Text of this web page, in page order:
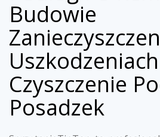
Budowie
Czyszczenie
Posadzek